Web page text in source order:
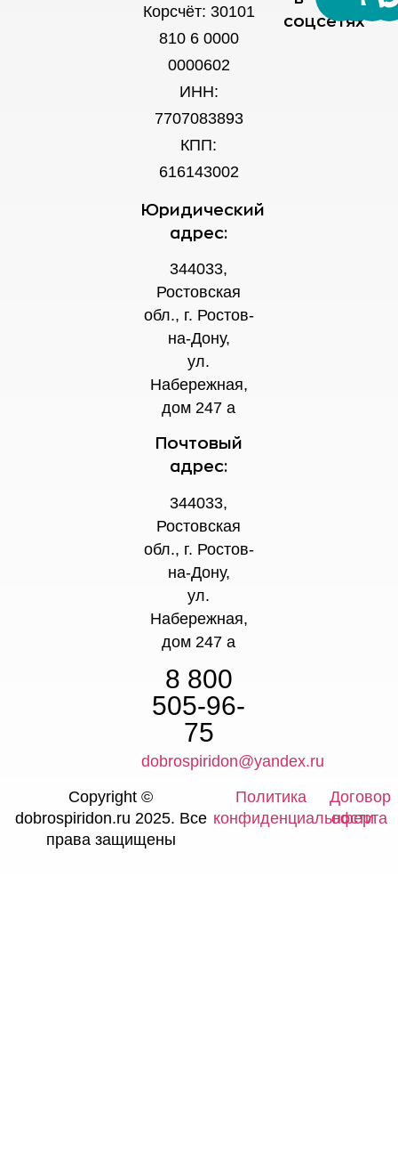
Корсчёт: 30101
810 6 0000
0000602
ИНН:
7707083893
КПП:
616143002
Юридический
адрес:
344033,
Ростовская
обл., г. Ростов-
на-Дону,
ул.
Набережная,
дом 247 а
Почтовый
адрес:
344033,
Ростовская
обл., г. Ростов-
на-Дону,
ул.
Набережная,
дом 247 а
8 800
505-96-
75
dobrospiridon@yandex.ru
соцсетях
Copyright ©
dobrospiridon.ru 2025. Все
права защищены
Политика
конфиденциальности
Договор
оферта